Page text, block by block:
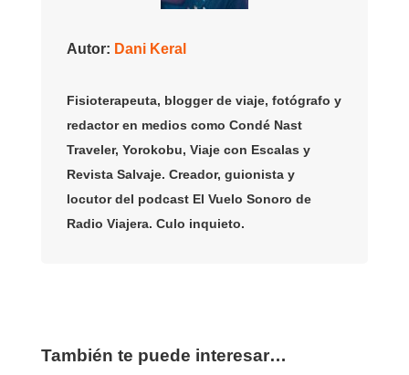
Autor: Dani Keral
Fisioterapeuta, blogger de viaje, fotógrafo y
redactor en medios como Condé Nast
Traveler, Yorokobu, Viaje con Escalas y
Revista Salvaje. Creador, guionista y
locutor del podcast El Vuelo Sonoro de
Radio Viajera. Culo inquieto.
También te puede interesar…